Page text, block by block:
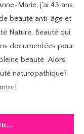
Marie, j'ai 43 ans
beauté anti-âge et
Nature, Beauté qui
documentées pour
beauté. Alors,
naturopathique?